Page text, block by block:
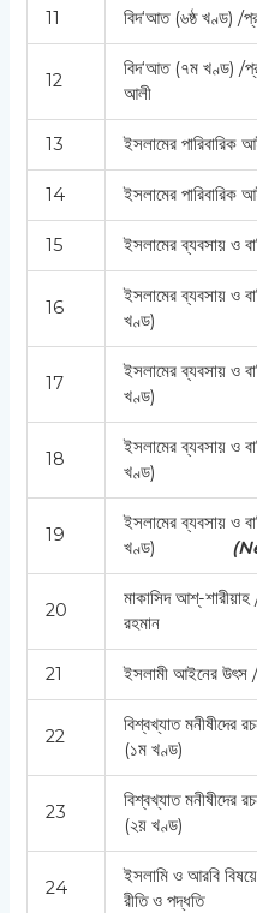
11 বিদ‘আত (৬ষ্ঠ খণ্ড)
12
বিদ‘আত (৭ম খণ্ড) /
আলী
13 ইসলামের
14 ইসলামের
15 ইসলামের ব্যবসায় ও
16
ইসলামের ব্যবসায় ও
খণ্ড)
17
ইসলামের ব্যবসায় ও
খণ্ড)
18
ইসলামের ব্যবসায় ও
খণ্ড)
19
ইসলামের ব্যবসায় ও
খণ্ড) (
20
মাকাসিদ আশ্-শারীয়াহ
রহমান
21 ইসলামী আইনের উৎস
22
বিশ্বখ্যাত মনীষীদের
(১ম খণ্ড)
23
বিশ্বখ্যাত মনীষীদের
(২য় খণ্ড)
24
ইসলামি ও আরবি
রীতি ও পদ্ধতি